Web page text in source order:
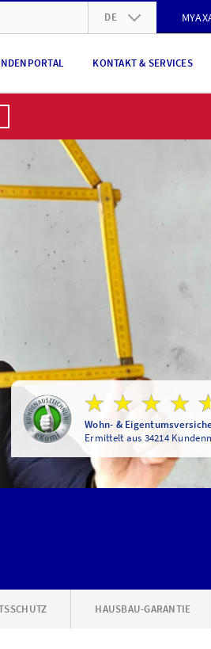
DE
KONTAKT & SERVICES
Wohn- &
Ermittelt aus 34214
HAUSBAU-GARANTIE